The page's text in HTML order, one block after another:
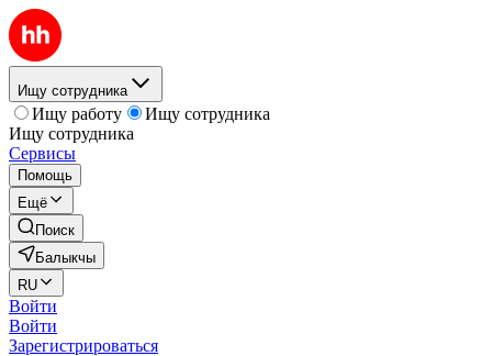
Ищу сотрудника
Ищу работу
Ищу сотрудника
Ищу сотрудника
Сервисы
Помощь
Ещё
Поиск
Балыкчы
RU
Войти
Войти
Зарегистрироваться